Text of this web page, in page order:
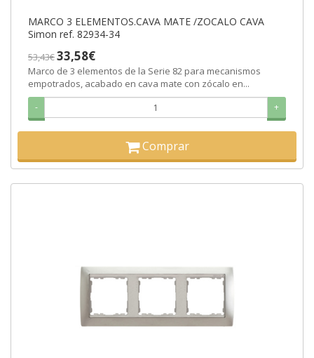
MARCO 3 ELEMENTOS.CAVA MATE /ZOCALO CAVA
Simon ref. 82934-34
53,43€33,58€
Marco de 3 elementos de la Serie 82 para mecanismos
empotrados, acabado en cava mate con zócalo en...
- +
Comprar